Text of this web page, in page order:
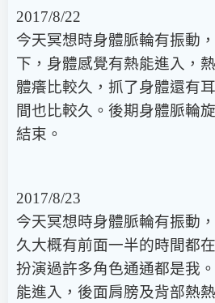
2017/8/22
今天冥想時身體脈輪有振動
下，身體感覺有熱能進入，
體癢比較久，抓了身體還有
間也比較久。後期身體脈輪
結束。
2017/8/23
今天冥想時身體脈輪有振動
久大概有前面一半的時間都
扮演過許多角色通通都是我
能進入，後面肩膀及背部熱